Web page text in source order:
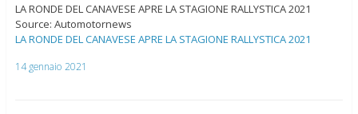
LA RONDE DEL CANAVESE APRE LA STAGIONE RALLYSTICA 2021
Source: Automotornews
LA RONDE DEL CANAVESE APRE LA STAGIONE RALLYSTICA 2021
14 gennaio 2021